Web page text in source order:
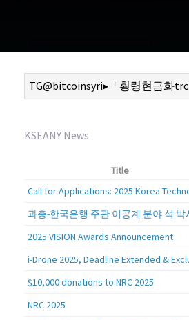
KSEANY News
Title
2025 VISION Awards Announcement
$10,000 donations to NRC 2025
NRC 2025